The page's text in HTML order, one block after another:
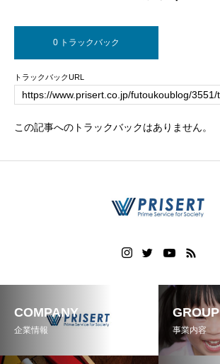
0 トラックバック
トラックバックURL
この記事へのトラックバックはありません。
COMPANY
企業情報
GROUP
事業内容